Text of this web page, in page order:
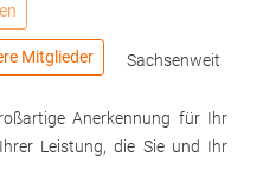
Mitglieder Sachsenweit
Anerkennung für Ihr
Leistung, die Sie und Ihr